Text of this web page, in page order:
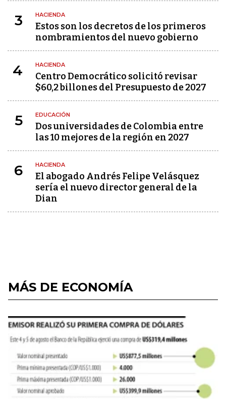
3 HACIENDA
Estos son los decretos de los primeros
nombramientos del nuevo gobierno
4 HACIENDA
Centro Democrático solicitó revisar
$60,2 billones del Presupuesto de 2027
5 EDUCACIÓN
Dos universidades de Colombia entre
las 10 mejores de la región en 2027
6 HACIENDA
El abogado Andrés Felipe Velásquez
sería el nuevo director general de la
Dian
MÁS DE ECONOMÍA